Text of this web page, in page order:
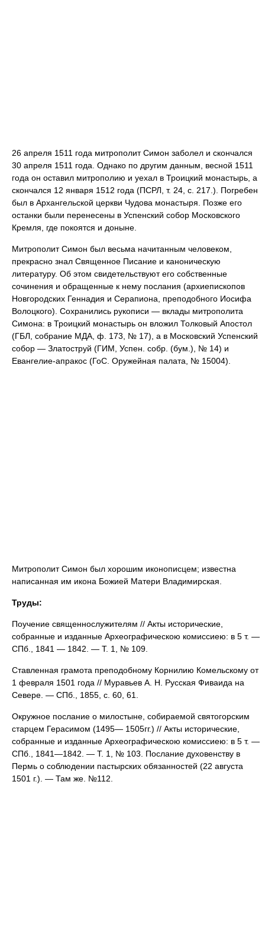
26 апреля 1511 года митрополит Симон заболел и скончался
30 апреля 1511 года. Однако по другим данным, весной 1511
года он оставил митрополию и уехал в Троицкий монастырь, а
скончался 12 января 1512 года (ПСРЛ, т. 24, с. 217.). Погребен
был в Архангельской церкви Чудова монастыря. Позже его
останки были перенесены в Успенский собор Московского
Кремля, где покоятся и доныне.
Митрополит Симон был весьма начитанным человеком,
прекрасно знал Священное Писание и каноническую
литературу. Об этом свидетельствуют его собственные
сочинения и обращенные к нему послания (архиепископов
Новгородских Геннадия и Серапиона, преподобного Иосифа
Волоцкого). Сохранились рукописи — вклады митрополита
Симона: в Троицкий монастырь он вложил Толковый Апостол
(ГБЛ, собрание МДА, ф. 173, № 17), а в Московский Успенский
собор — Златоструй (ГИМ, Успен. собр. (бум.), № 14) и
Евангелие-апракос (ГоС. Оружейная палата, № 15004).
Митрополит Симон был хорошим иконописцем; известна
написанная им икона Божией Матери Владимирская.
Труды:
Поучение священнослужителям // Акты исторические,
собранные и изданные Археографическою комиссиею: в 5 т. —
СПб., 1841 — 1842. — Т. 1, № 109.
Ставленная грамота преподобному Корнилию Комельскому от
1 февраля 1501 года // Муравьев А. Н. Русская Фиваида на
Севере. — СПб., 1855, с. 60, 61.
Окружное послание о милостыне, собираемой святогорским
старцем Герасимом (1495— 1505гг.) // Акты исторические,
собранные и изданные Археографическою комиссиею: в 5 т. —
СПб., 1841—1842. — Т. 1, № 103. Послание духовенству в
Пермь о соблюдении пастырских обязанностей (22 августа
1501 г.). — Там же. №112.